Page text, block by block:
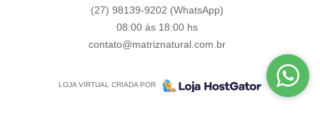
(27) 98139-9202 (WhatsApp)
08:00 às 18:00 hs
contato@matriznatural.com.br
LOJA VIRTUAL CRIADA POR